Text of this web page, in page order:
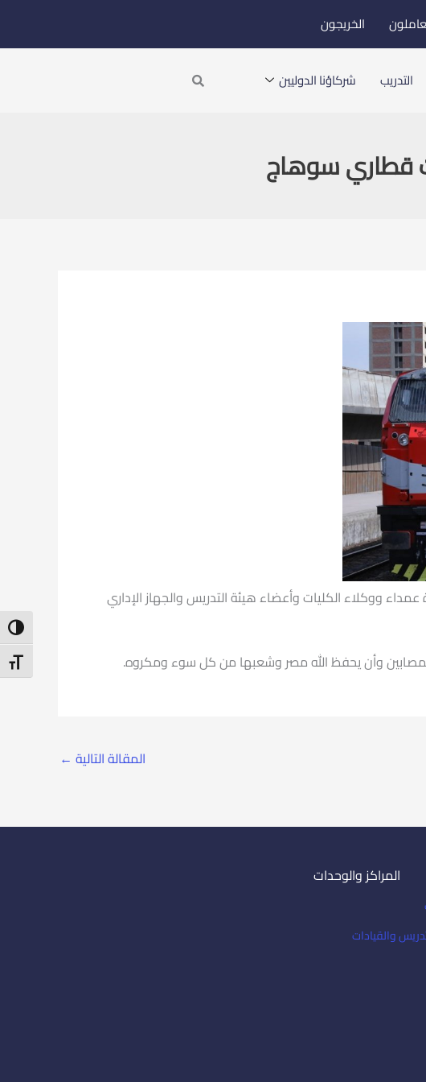
الخريجون
التدريب شركاؤنا الدوليين Search
قطاري سوهاج
ووكلاء الكليات وأعضاء هيئة التدريس والجهاز الإداري
وأن يحفظ الله مصر وشعبها من كل سوء ومكروه.
المقالة التالية ←
المراكز والوحدات
والقيادات